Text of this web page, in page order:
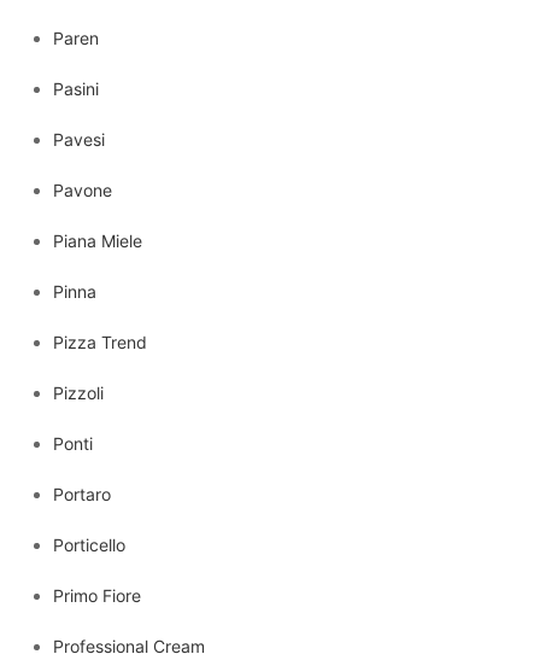
Paren
Pasini
Pavesi
Pavone
Piana Miele
Pinna
Pizza Trend
Pizzoli
Ponti
Portaro
Porticello
Primo Fiore
Professional Cream